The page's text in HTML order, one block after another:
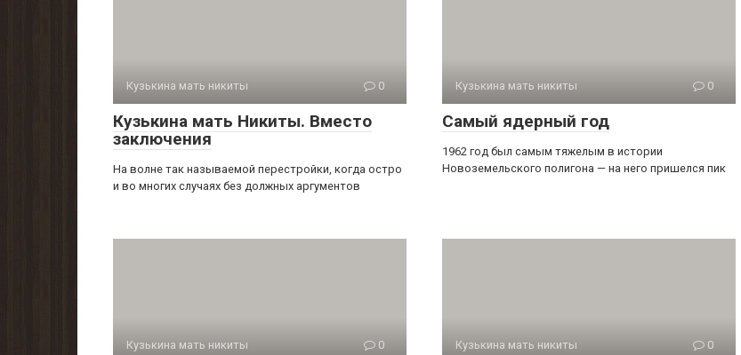
Кузькина мать никиты 0
Кузькина мать Никиты. Вместо
заключения
На волне так называемой перестройки, когда остро
и во многих случаях без должных аргументов
Кузькина мать никиты 0
Самый ядерный год
1962 год был самым тяжелым в истории
Новоземельского полигона — на него пришелся пик
Кузькина мать никиты 0 Кузькина мать никиты 0